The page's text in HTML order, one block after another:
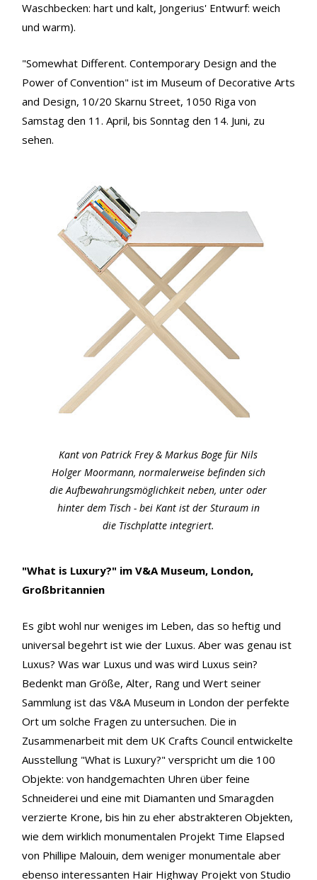
Waschbecken: hart und kalt, Jongerius' Entwurf: weich
und warm).
"Somewhat Different. Contemporary Design and the
Power of Convention" ist im Museum of Decorative Arts
and Design, 10/20 Skarnu Street, 1050 Riga von
Samstag den 11. April, bis Sonntag den 14. Juni, zu
sehen.
Kant von Patrick Frey & Markus Boge für Nils
Holger Moormann, normalerweise befinden sich
die Aufbewahrungsmöglichkeit neben, unter oder
hinter dem Tisch - bei Kant ist der Sturaum in
die Tischplatte integriert.
"What is Luxury?" im V&A Museum, London,
Großbritannien
Es gibt wohl nur weniges im Leben, das so heftig und
universal begehrt ist wie der Luxus. Aber was genau ist
Luxus? Was war Luxus und was wird Luxus sein?
Bedenkt man Größe, Alter, Rang und Wert seiner
Sammlung ist das V&A Museum in London der perfekte
Ort um solche Fragen zu untersuchen. Die in
Zusammenarbeit mit dem UK Crafts Council entwickelte
Ausstellung "What is Luxury?" verspricht um die 100
Objekte: von handgemachten Uhren über feine
Schneiderei und eine mit Diamanten und Smaragden
verzierte Krone, bis hin zu eher abstrakteren Objekten,
wie dem wirklich monumentalen Projekt Time Elapsed
von Phillipe Malouin, dem weniger monumentale aber
ebenso interessanten Hair Highway Projekt von Studio